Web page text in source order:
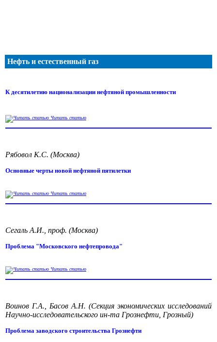
Нефть и естественный газ
К десятилетию национализации нефтяной промышленности
Читать статью
Рябовол К.С. (Москва)
Основные черты новой нефтяной пятилетки
Читать статью
Сегаль А.И., проф. (Москва)
Проблема "Московского нефтепровода"
Читать статью
Воинов Г.А., Басов А.Н. (Секция экономических исследований
Научно-исследовательского ин-та Грознефти, Грозный)
Проблема заводского строительства Грознефти